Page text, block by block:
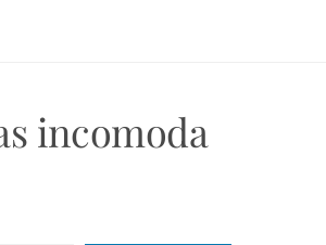
incomoda